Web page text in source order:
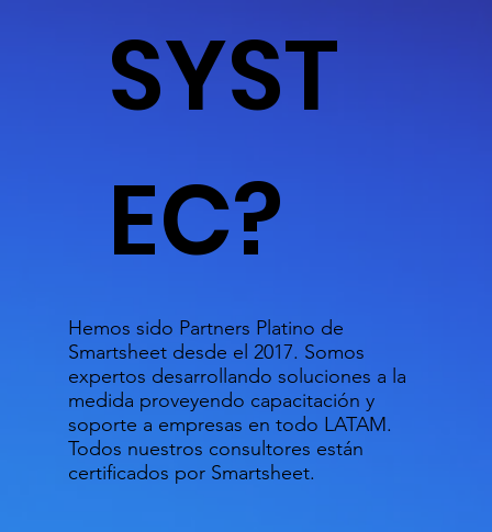
SYST
EC?
Hemos sido Partners Platino de
Smartsheet desde el 2017. Somos
expertos desarrollando soluciones a la
medida proveyendo capacitación y
soporte a empresas en todo LATAM.
Todos nuestros consultores están
certificados por Smartsheet.